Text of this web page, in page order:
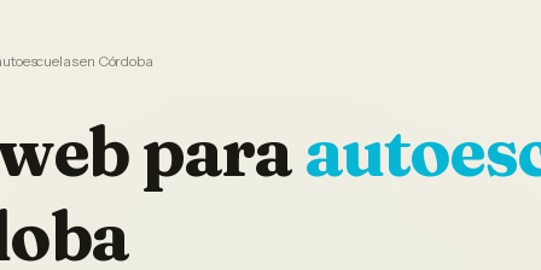
en Córdoba
para